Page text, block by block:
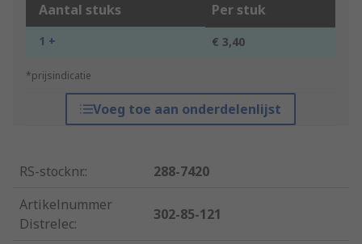
Aantal stuks Per stuk
1 + € 3,40
*prijsindicatie
Voeg toe aan onderdelenlijst
RS-stocknr.:
288-7420
Artikelnummer
Distrelec:
302-85-121